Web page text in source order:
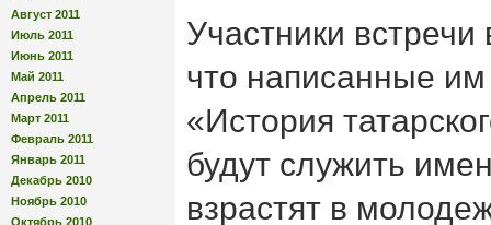
Август 2011
Июль 2011
Июнь 2011
Май 2011
Апрель 2011
Март 2011
Февраль 2011
Январь 2011
Декабрь 2010
Ноябрь 2010
Октябрь 2010
Участники
что написанные
«История
будут служить
взрастят в